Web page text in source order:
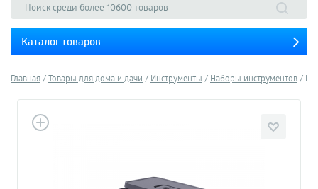
Каталог товаров
Главная Товары для дома и дачи Инструменты Наборы инструментов